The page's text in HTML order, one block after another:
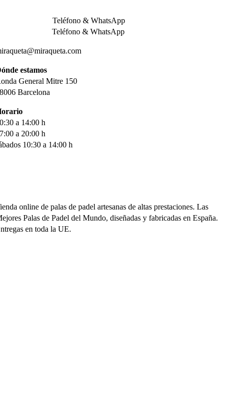
Teléfono & WhatsApp
Teléfono & WhatsApp
estamos
General Mitre 150
Barcelona
a 14:00 h
a 20:00 h
10:30 a 14:00 h
online de palas de padel artesanas de altas prestaciones. Las
Palas de Padel del Mundo, diseñadas y fabricadas en España.
en toda la UE.